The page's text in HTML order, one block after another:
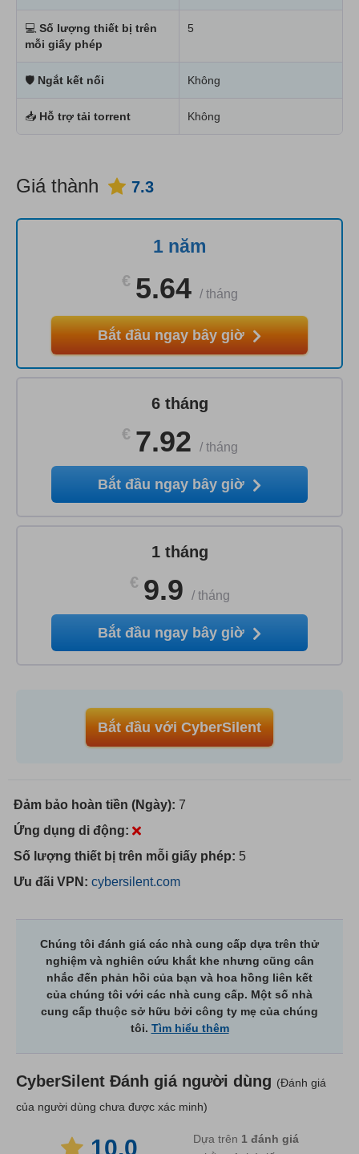
💻 Số lượng thiết bị trên
mỗi giấy phép
5
🛡 Ngắt kết nối Không
📥 Hỗ trợ tải torrent Không
Giá thành 7.3
1 năm
€ 5.64 / tháng
Bắt đầu ngay bây giờ
6 tháng
€ 7.92 / tháng
Bắt đầu ngay bây giờ
1 tháng
€ 9.9 / tháng
Bắt đầu ngay bây giờ
Bắt đầu với CyberSilent
Đảm bảo hoàn tiền (Ngày): 7
Ứng dụng di động:
Số lượng thiết bị trên mỗi giấy phép: 5
Ưu đãi VPN: cybersilent.com
Chúng tôi đánh giá các nhà cung cấp dựa trên thử
nghiệm và nghiên cứu khắt khe nhưng cũng cân
nhắc đến phản hồi của bạn và hoa hồng liên kết
của chúng tôi với các nhà cung cấp. Một số nhà
cung cấp thuộc sở hữu bởi công ty mẹ của chúng
tôi. Tìm hiểu thêm
CyberSilent Đánh giá người dùng (Đánh giá
của người dùng chưa được xác minh)
10.0 Dựa trên 1 đánh giá